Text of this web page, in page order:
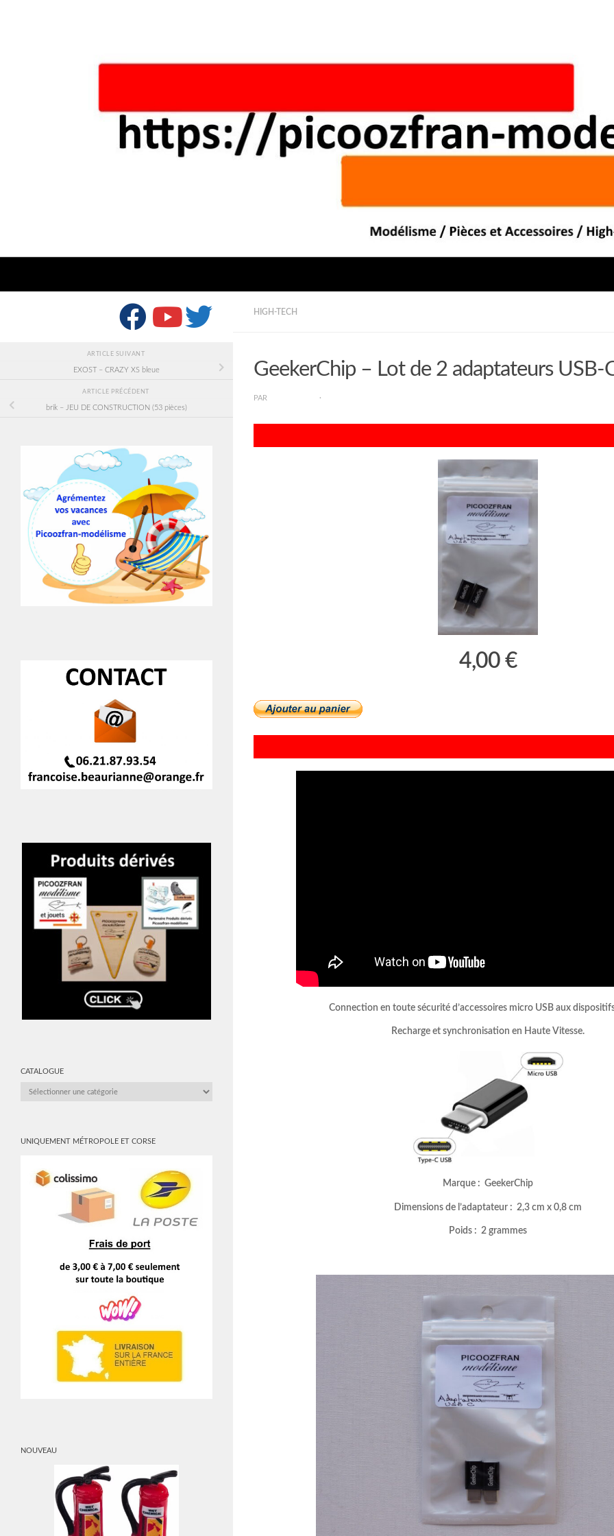
HIGH-TECH
GeekerChip – Lot de 2 adaptateurs USB-
PAR ·
4,00 €
Connection en toute sécurité d’accessoires micro USB aux
Recharge et synchronisation en Haute Vitesse.
Marque : GeekerChip
Dimensions de l’adaptateur : 2,3 cm x 0,8 cm
Poids : 2 grammes
ARTICLE SUIVANT
EXOST – CRAZY XS bleue
ARTICLE PRÉCÉDENT
brik – JEU DE CONSTRUCTION (53 pièces)
CATALOGUE
CATALOGUE
UNIQUEMENT MÉTROPOLE ET CORSE
NOUVEAU